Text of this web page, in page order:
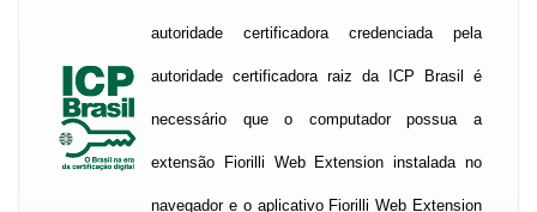
autoridade certificadora credenciada pela
autoridade certificadora raiz da ICP Brasil é
necessário que o computador possua a
extensão Fiorilli Web Extension instalada no
navegador e o aplicativo Fiorilli Web Extension